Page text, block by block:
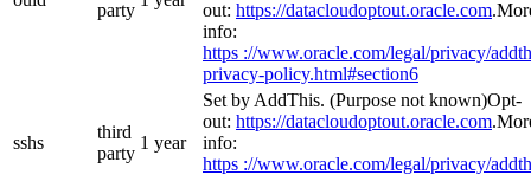
party
out: https://datacloudoptout.oracle.com
info:
https ://www.oracle.com/legal/privacy/
privacy-policy.html#section6
sshs
third
party
1 year
Set by AddThis. (Purpose not known)Opt-
out: https://datacloudoptout.oracle.com
info:
https ://www.oracle.com/legal/privacy/